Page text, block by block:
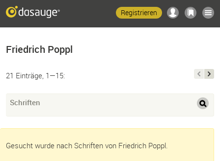
Registrieren
Friedrich Poppl
21 Einträge, 1—15:
Schriften
Gesucht wurde nach Schriften von Friedrich Poppl.